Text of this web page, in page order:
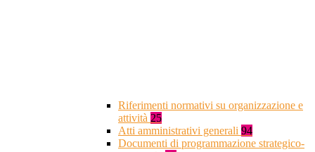
Riferimenti normativi su organizzazione e
attività 25
Atti amministrativi generali 94
Documenti di programmazione strategico-